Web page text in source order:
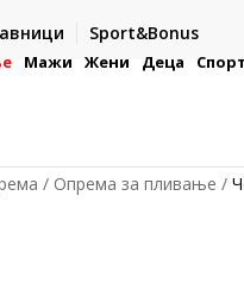
Sport&Bonus
со електронска платежна
Мажи Жени Деца
Опрема за пливање